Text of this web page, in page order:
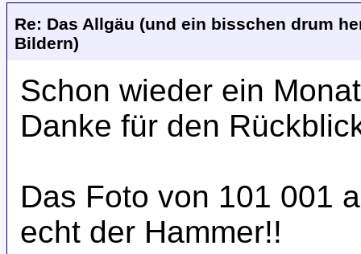
Re: Das Allgäu (und ein bisschen drum
Bildern)
Schon wieder ein
Danke für den
Das Foto von 101 001
echt der Hammer!!